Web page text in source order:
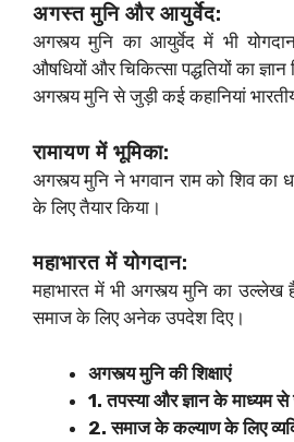
अगस्त मुनि और आयुर्वेद:
अगस्त्य मुनि का आयुर्वेद में भी
औषधियों और चिकित्सा पद्धतियों का ज्ञान
अगस्त्य मुनि से जुड़ी कई कहानियां
रामायण में भूमिका:
अगस्त्य मुनि ने भगवान राम को शिव का
के लिए तैयार किया।
महाभारत में योगदान:
महाभारत में भी अगस्त्य मुनि का उल्लेख
समाज के लिए अनेक उपदेश दिए।
अगस्त्य मुनि की शिक्षाएं
1. तपस्या और ज्ञान के माध्यम से
2. समाज के कल्याण के लिए